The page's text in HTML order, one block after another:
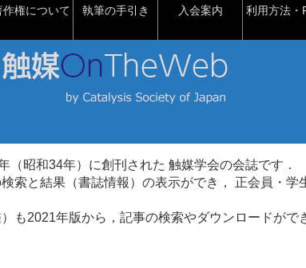
作権について 執筆の手引き 入会案内 利用方法・
（昭和34年）に創刊された 触媒学会の会誌です．
索と結果（書誌情報）の表示ができ， 正会員・学
も2021年版から，記事の検索やダウンロードがで